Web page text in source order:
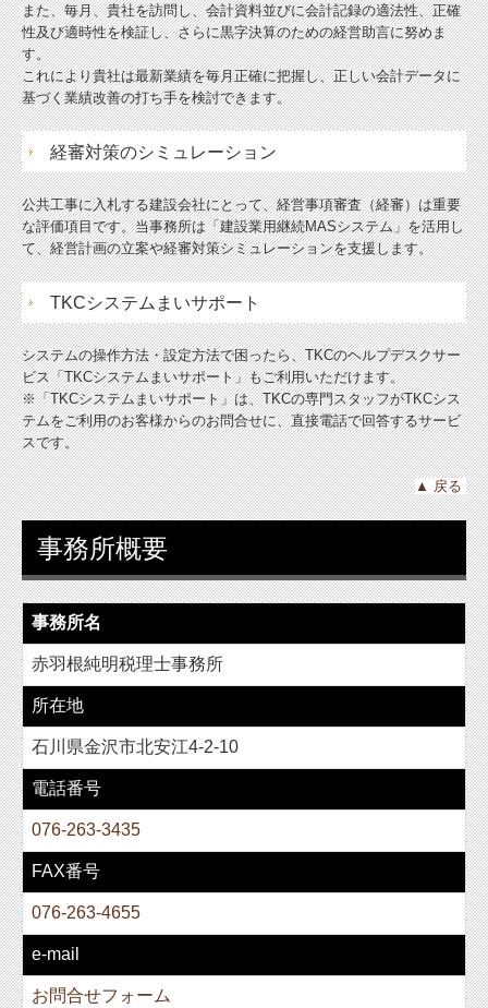
また、毎月、貴社を訪問し、会計資料並びに会計記録の適法性、正確
性及び適時性を検証し、さらに黒字決算のための経営助言に努めま
す。
これにより貴社は最新業績を毎月正確に把握し、正しい会計データに
基づく業績改善の打ち手を検討できます。
経審対策のシミュレーション
公共工事に入札する建設会社にとって、経営事項審査（経審）は重要
な評価項目です。当事務所は「建設業用継続MASシステム」を活用し
て、経営計画の立案や経審対策シミュレーションを支援します。
TKCシステムまいサポート
システムの操作方法・設定方法で困ったら、TKCのヘルプデスクサー
ビス「TKCシステムまいサポート」もご利用いただけます。
※「TKCシステムまいサポート」は、TKCの専門スタッフがTKCシス
テムをご利用のお客様からのお問合せに、直接電話で回答するサービ
スです。
▲ 戻る
事務所概要
事務所名
赤羽根純明税理士事務所
所在地
石川県金沢市北安江4-2-10
電話番号
076-263-3435
FAX番号
076-263-4655
e-mail
お問合せフォーム